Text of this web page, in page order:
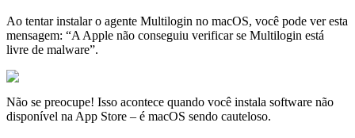
Ao tentar instalar o agente Multilogin no macOS, você pode ver esta
mensagem: “A Apple não conseguiu verificar se Multilogin está
livre de malware”.
Não se preocupe! Isso acontece quando você instala software não
disponível na App Store – é macOS sendo cauteloso.